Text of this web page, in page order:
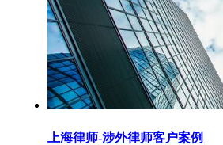
上海律师-涉外律师客户案例